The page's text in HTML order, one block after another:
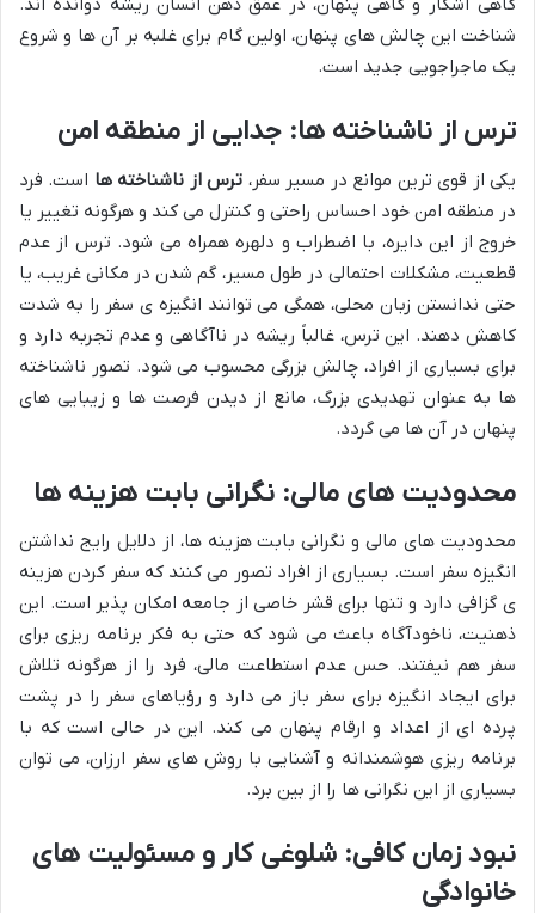
گاهی آشکار و گاهی پنهان، در عمق ذهن انسان ریشه دوانده اند.
شناخت این چالش های پنهان، اولین گام برای غلبه بر آن ها و شروع
یک ماجراجویی جدید است.
ترس از ناشناخته ها: جدایی از منطقه امن
یکی از قوی ترین موانع در مسیر سفر، ترس از ناشناخته ها است. فرد
در منطقه امن خود احساس راحتی و کنترل می کند و هرگونه تغییر یا
خروج از این دایره، با اضطراب و دلهره همراه می شود. ترس از عدم
قطعیت، مشکلات احتمالی در طول مسیر، گم شدن در مکانی غریب، یا
حتی ندانستن زبان محلی، همگی می توانند انگیزه ی سفر را به شدت
کاهش دهند. این ترس، غالباً ریشه در ناآگاهی و عدم تجربه دارد و
برای بسیاری از افراد، چالش بزرگی محسوب می شود. تصور ناشناخته
ها به عنوان تهدیدی بزرگ، مانع از دیدن فرصت ها و زیبایی های
پنهان در آن ها می گردد.
محدودیت های مالی: نگرانی بابت هزینه ها
محدودیت های مالی و نگرانی بابت هزینه ها، از دلایل رایج نداشتن
انگیزه سفر است. بسیاری از افراد تصور می کنند که سفر کردن هزینه
ی گزافی دارد و تنها برای قشر خاصی از جامعه امکان پذیر است. این
ذهنیت، ناخودآگاه باعث می شود که حتی به فکر برنامه ریزی برای
سفر هم نیفتند. حس عدم استطاعت مالی، فرد را از هرگونه تلاش
برای ایجاد انگیزه برای سفر باز می دارد و رؤیاهای سفر را در پشت
پرده ای از اعداد و ارقام پنهان می کند. این در حالی است که با
برنامه ریزی هوشمندانه و آشنایی با روش های سفر ارزان، می توان
بسیاری از این نگرانی ها را از بین برد.
نبود زمان کافی: شلوغی کار و مسئولیت های
خانوادگی